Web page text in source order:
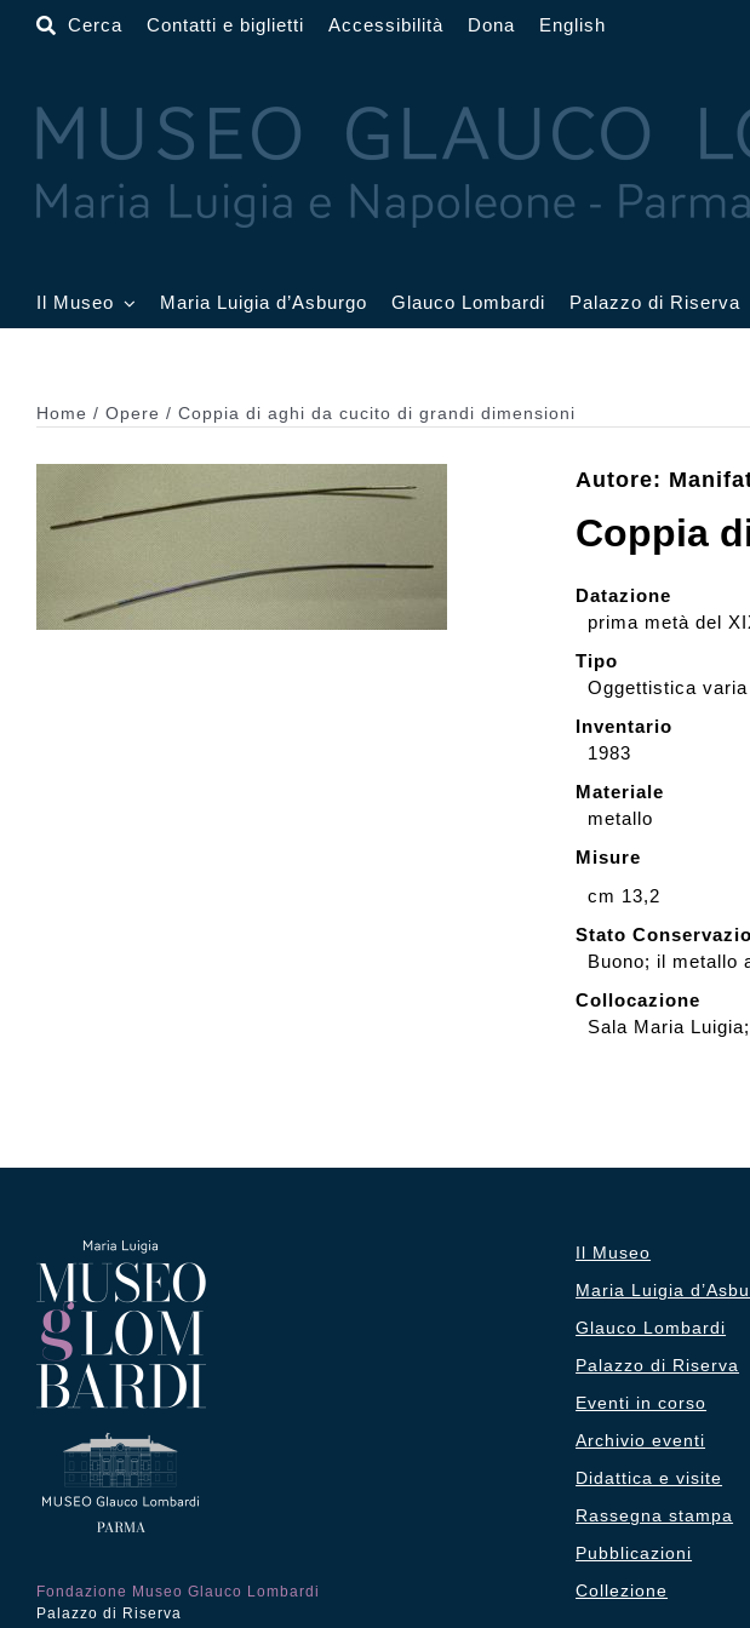
Salta
Cerca Contatti e biglietti Accessibilità Dona English
Il Museo
Sala Francesi Sala Affetti
Sala Maria Luigia
Maria Luigia d’Asburgo Glauco Lombardi Palazzo di Riserva
Home Opere Coppia di aghi da cucito di grandi dimensioni
Autore:
Coppia
Datazione
prima metà del
Tipo
Oggettistica varia
Inventario
1983
Materiale
metallo
Misure
cm 13,2
Stato
Buono; il metallo
Collocazione
Sala Maria
Fondazione Museo Glauco Lombardi
Palazzo di Riserva
Il Museo
Maria Luigia
Glauco Lombardi
Palazzo di Riserva
Eventi in corso
Archivio eventi
Didattica e visite
Rassegna stampa
Pubblicazioni
Collezione